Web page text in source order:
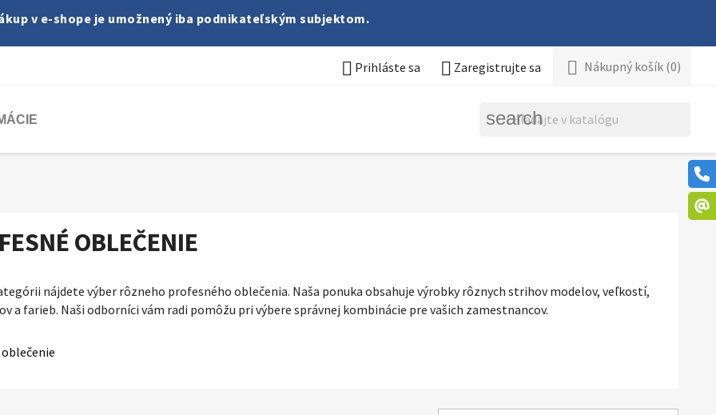
v e-shope je umožnený iba podnikateľským subjektom.
 Prihláste sa  Zaregistrujte sa  Nákupný košík (0)
search
OBLEČENIE
nájdete výber rôzneho profesného oblečenia. Naša ponuka obsahuje výrobky rôznych strihov modelov, veľkostí,
a farieb. Naši odborníci vám radi pomôžu pri výbere správnej kombinácie pre vašich zamestnancov.